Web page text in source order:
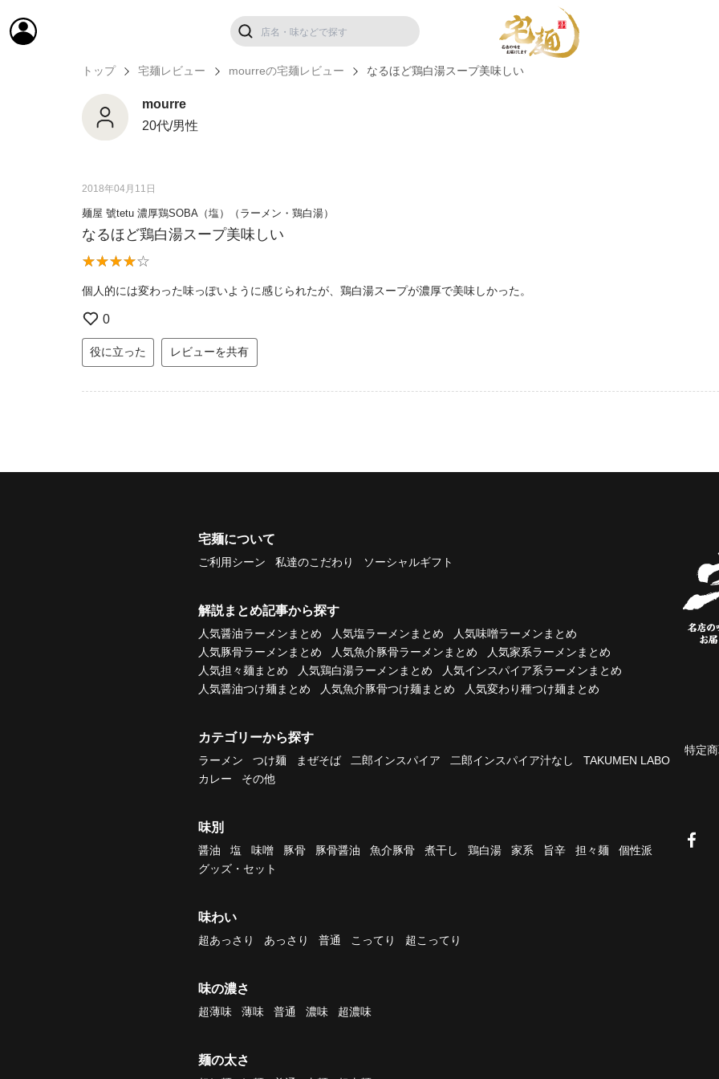
トップ 宅麺レビュー mourreの宅麺レビュー なるほど鶏白湯スープ美味しい
mourre
20代/男性
2018年04月11日
麺屋 號tetu 濃厚鶏SOBA（塩）（ラーメン・鶏白湯）
なるほど鶏白湯スープ美味しい
個人的には変わった味っぽいように感じられたが、鶏白湯スープが濃厚で美味しかった。
0
役に立った レビューを共有
宅麺について
ご利用シーン 私達のこだわり ソーシャルギフト
解説まとめ記事から探す
人気醤油ラーメンまとめ 人気塩ラーメンまとめ
人気味噌ラーメンまとめ
人気豚骨ラーメンまとめ
人気魚介豚骨ラーメンまとめ
人気家系ラーメンまとめ
人気担々麺まとめ
人気鶏白湯ラーメンまとめ
人気インスパイア系ラーメンまとめ
人気醤油つけ麺まとめ
人気魚介豚骨つけ麺まとめ 人気変わり種つけ麺まとめ
カテゴリーから探す
ラーメン つけ麺 まぜそば 二郎インスパイア 二郎インスパイア汁なし
TAKUMEN LABO
カレー
その他
味別
醤油 塩 味噌 豚骨 豚骨醤油 魚介豚骨 煮干し 鶏白湯 家系 旨辛 担々麺
個性派
グッズ・セット
味わい
超あっさり あっさり 普通 こってり 超こってり
味の濃さ
超薄味 薄味 普通 濃味 超濃味
麺の太さ
特定